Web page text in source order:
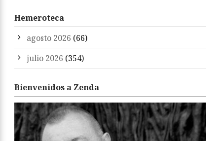
Hemeroteca
agosto 2026 (66)
julio 2026 (354)
Bienvenidos a Zenda